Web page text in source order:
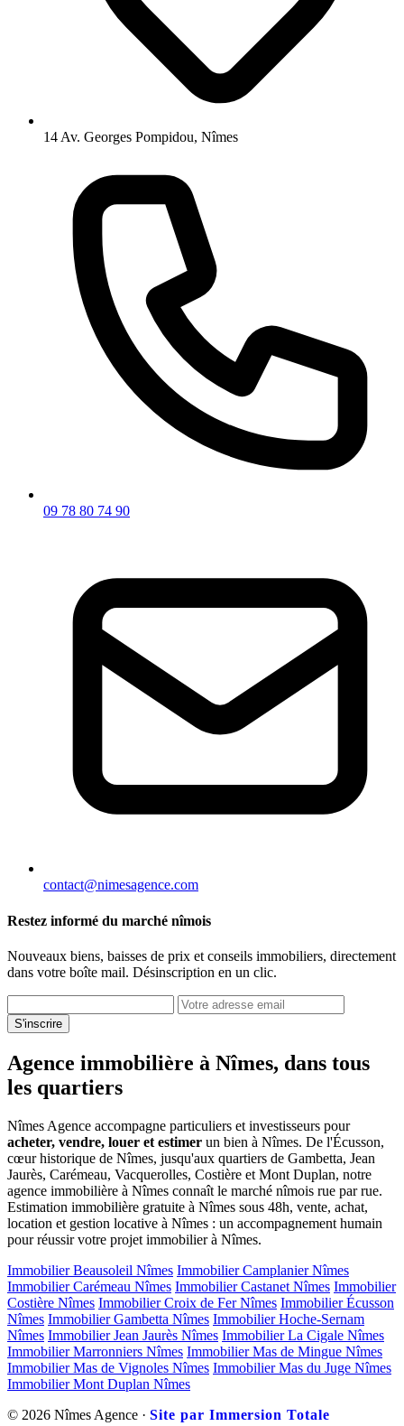
14 Av. Georges Pompidou, Nîmes
09 78 80 74 90
contact@nimesagence.com
Restez informé du marché nîmois
Nouveaux biens, baisses de prix et conseils immobiliers, directement
dans votre boîte mail. Désinscription en un clic.
S'inscrire
Agence immobilière à Nîmes, dans tous
les quartiers
Nîmes Agence accompagne particuliers et investisseurs pour
acheter, vendre, louer et estimer un bien à Nîmes. De l'Écusson,
cœur historique de Nîmes, jusqu'aux quartiers de Gambetta, Jean
Jaurès, Carémeau, Vacquerolles, Costière et Mont Duplan, notre
agence immobilière à Nîmes connaît le marché nîmois rue par rue.
Estimation immobilière gratuite à Nîmes sous 48h, vente, achat,
location et gestion locative à Nîmes : un accompagnement humain
pour réussir votre projet immobilier à Nîmes.
Immobilier Beausoleil Nîmes Immobilier Camplanier Nîmes
Immobilier Carémeau Nîmes Immobilier Castanet Nîmes Immobilier
Costière Nîmes Immobilier Croix de Fer Nîmes Immobilier Écusson
Nîmes Immobilier Gambetta Nîmes Immobilier Hoche-Sernam
Nîmes Immobilier Jean Jaurès Nîmes Immobilier La Cigale Nîmes
Immobilier Marronniers Nîmes Immobilier Mas de Mingue Nîmes
Immobilier Mas de Vignoles Nîmes Immobilier Mas du Juge Nîmes
Immobilier Mont Duplan Nîmes
© 2026 Nîmes Agence · Site par Immersion Totale